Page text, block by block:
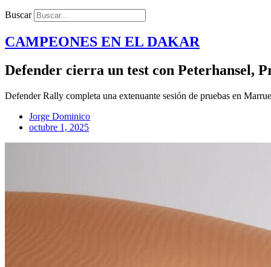
Buscar
CAMPEONES EN EL DAKAR
Defender cierra un test con Peterhansel,
Defender Rally completa una extenuante sesión de pruebas en
Jorge Dominico
octubre 1, 2025